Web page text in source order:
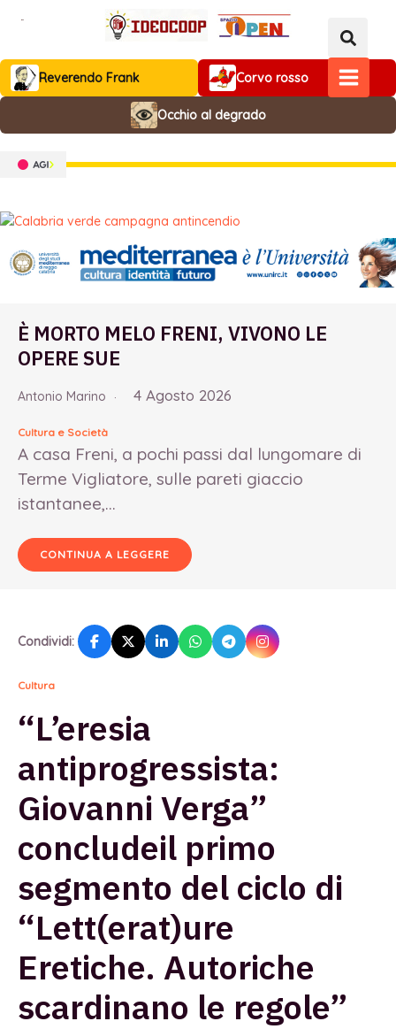
MAIN
Reverendo Frank Corvo rosso
Occhio al degrado
È MORTO MELO FRENI, VIVONO LE
OPERE SUE
Antonio Marino 4 Agosto 2026
Cultura e Società
A casa Freni, a pochi passi dal lungomare di
Terme Vigliatore, sulle pareti giaccio
istantanee,...
CONTINUA A LEGGERE
Condividi:
Cultura
“L’eresia
antiprogressista:
Giovanni Verga”
concludeil primo
segmento del ciclo di
“Lett(erat)ure
Eretiche. Autoriche
scardinano le regole”